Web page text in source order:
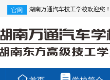
官网 湖南万通汽车技工学校欢迎您！